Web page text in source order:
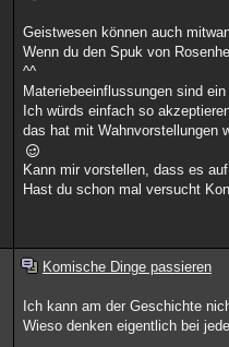
Geistwesen können auch
Wenn du den Spuk von
^^
Materiebeeinflussungen sind
Ich würds einfach so
das hat mit Wahnvorstellungen
Kann mir vorstellen, dass es
Hast du schon mal versucht
Komische Dinge passieren
Ich kann am der Geschichte
Wieso denken eigentlich bei